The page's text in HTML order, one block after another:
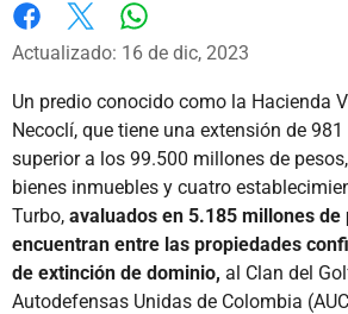
Facebook
X
Actualizado: 16 de dic, 2023
Un predio conocido como la Hacienda
Necoclí, que tiene una extensión de
superior a los 99.500 millones de
bienes inmuebles y cuatro
Turbo, avaluados en 5.185 millones de
encuentran entre las propiedades
de extinción de dominio, al Clan del
Autodefensas Unidas de Colombia